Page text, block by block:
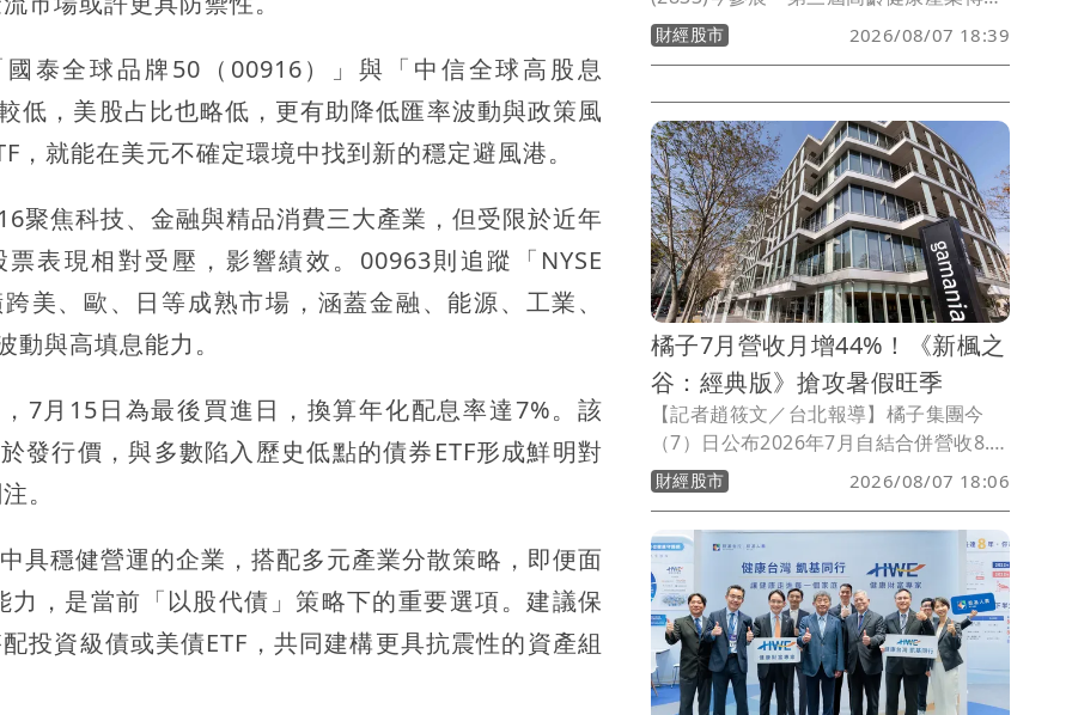
泰全球品牌50（00916）」與「中信全球高股息
低，美股占比也略低，更有助降低匯率波動與政策風
就能在美元不確定環境中找到新的穩定避風港。
聚焦科技、金融與精品消費三大產業，但受限於近年
表現相對受壓，影響績效。00963則追蹤「NYSE
美、歐、日等成熟市場，涵蓋金融、能源、工業、
與高填息能力。
7月15日為最後買進日，換算年化配息率達7%。該
發行價，與多數陷入歷史低點的債券ETF形成鮮明對
。
具穩健營運的企業，搭配多元產業分散策略，即便面
，是當前「以股代債」策略下的重要選項。建議保
投資級債或美債ETF，共同建構更具抗震性的資產組
會」並首度亮相全台首座校園養生村「中
信科大養生村」微縮模型。台壽董事長許
住」且房間內附家具，他另透露台壽已順
利取得台中超巨蛋、高雄澄清湖畔土地以
布局北中南康養版圖，未來研擬單設計結
合住宿權益，台壽保戶享有入住資格或會
員身份且可「跳住」北中南各養生村，打
造銀髮養生村旅遊風新樣貌。
財經股市 2026/08/07 18:39
橘子7月營收月增44%！《新楓之
谷：經典版》搶攻暑假旺季
【記者趙筱文／台北報導】橘子集團今
（7）日公布2026年7月自結合併營收8.5
億元，月增44%、年減10%；累計今年前
7月合併營收52.7億元，較去年同期減少
8%。橘子表示，7月受惠暑期遊戲旺季，
多款主力遊戲陸續推出大型改版及周年活
動，帶動單月營收較6月明顯回升；不
過，由於主力端遊《新楓之谷：經典版》
於7月底才正式推出，使今年與去年暑期
改版時程產生基期差異，單月營收仍呈年
減。
財經股市 2026/08/07 18:06